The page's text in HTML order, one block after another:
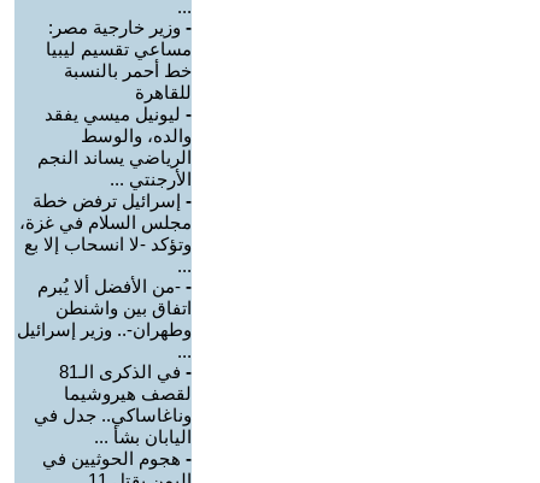
...
- وزير خارجية مصر:
مساعي تقسيم ليبيا
خط أحمر بالنسبة
للقاهرة
- ليونيل ميسي يفقد
والده، والوسط
الرياضي يساند النجم
الأرجنتي ...
- إسرائيل ترفض خطة
مجلس السلام في غزة،
وتؤكد -لا انسحاب إلا بع
...
- -من الأفضل ألا يُبرم
اتفاق بين واشنطن
وطهران-.. وزير إسرائيل
...
-
في الذكرى الـ81
لقصف هيروشيما
وناغاساكي.. جدل في
اليابان بشأ ...
- هجوم الحوثيين في